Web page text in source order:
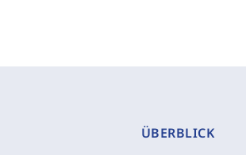
ÜBERBLICK